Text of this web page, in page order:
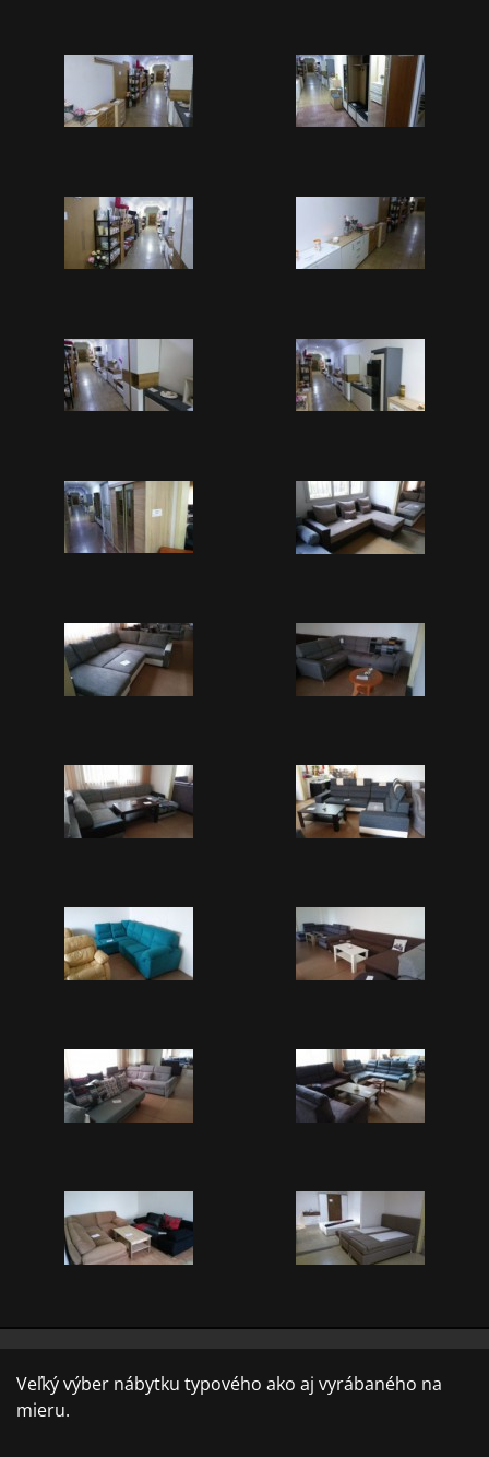
Veľký výber nábytku typového ako aj vyrábaného na
mieru.